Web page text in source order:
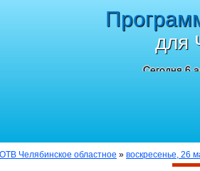
для
Сегодня 6
ОТВ Челябинское областное » воскресенье, 26